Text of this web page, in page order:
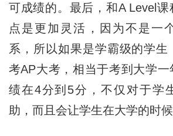
可成绩的。最后，和A Level
点是更加灵活，因为不是一
系，所以如果是学霸级的学生
考AP大考，相当于考到大学
绩在4分到5分，不仅对于学
助，而且会让学生在大学的时候